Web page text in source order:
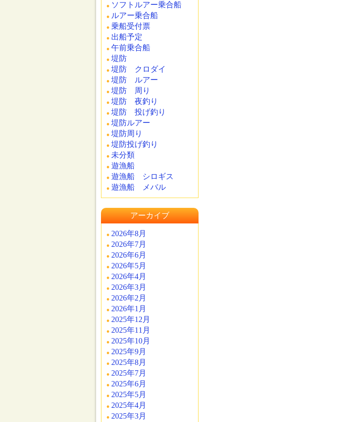
ソフトルアー乗合船
ルアー乗合船
乗船受付票
出船予定
午前乗合船
堤防
堤防 クロダイ
堤防 ルアー
堤防 周り
堤防 夜釣り
堤防 投げ釣り
堤防ルアー
堤防周り
堤防投げ釣り
未分類
遊漁船
遊漁船 シロギス
遊漁船 メバル
アーカイブ
2026年8月
2026年7月
2026年6月
2026年5月
2026年4月
2026年3月
2026年2月
2026年1月
2025年12月
2025年11月
2025年10月
2025年9月
2025年8月
2025年7月
2025年6月
2025年5月
2025年4月
2025年3月